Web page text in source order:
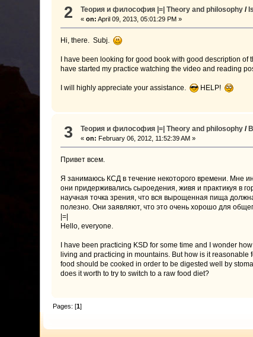
2 Теория и философия |=| Theory and philosophy /
«on: April 09, 2013, 05:01:29 PM »
Hi, there. Subj.
I have been looking for good book with good description
have started my practice watching the video and reading
I will highly appreciate your assistance. HELP!
3 Теория и философия |=| Theory and philosophy /
«on: February 06, 2012, 11:52:39 AM »
Привет всем.
Я занимаюсь КСД в течение некоторого времени. Мне
они придерживались сыроедения, живя и практикуя в
научная точка зрения, что вся вырощенная пища
полезно. Они заявляют, что это очень хорошо для
|=|
Hello, everyone.
I have been practicing KSD for some time and I wonder
living and practicing in mountains. But how is it
food should be cooked in order to be digested well by
does it worth to try to switch to a raw food diet?
Pages: [1]